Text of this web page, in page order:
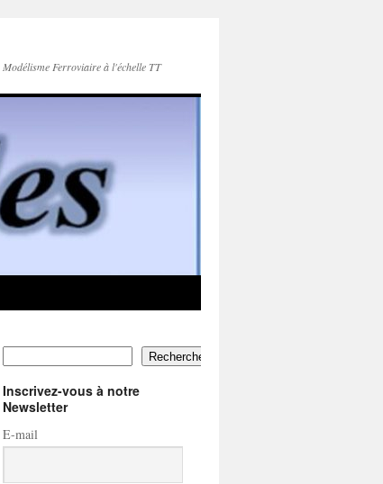
Modélisme Ferroviaire à l'échelle TT
Rechercher
Inscrivez-vous à notre
Newsletter
E-mail